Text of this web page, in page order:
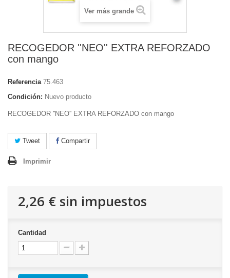
Ver más grande
RECOGEDOR ''NEO'' EXTRA REFORZADO
con mango
Referencia 75.463
Condición: Nuevo producto
RECOGEDOR ''NEO'' EXTRA REFORZADO con mango
Tweet Compartir
Imprimir
2,26 € sin impuestos
Cantidad